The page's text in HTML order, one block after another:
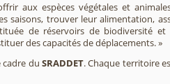
aux espèces végétales et
saisons, trouver leur alimentation,
de réservoirs de biodiversité
des capacités de déplacements. »
cadre du SRADDET. Chaque territoire